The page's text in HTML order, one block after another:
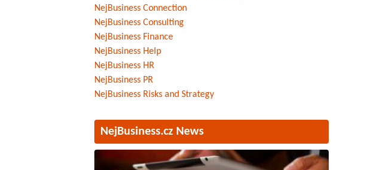
NejBusiness Connection
NejBusiness Consulting
NejBusiness Finance
NejBusiness Help
NejBusiness HR
NejBusiness PR
NejBusiness Risks and Strategy
NejBusiness.cz News